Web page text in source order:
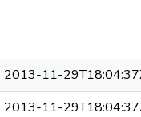
2013-11-
2013-11-